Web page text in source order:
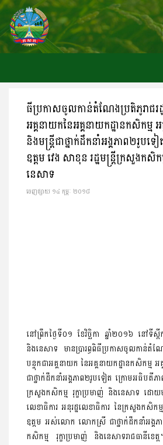
ធីប្រកាសចូលកាន់តំណែងប្រតិភូរាជរ
អគ្គនាយកនៃអគ្គនាយកដ្ឋានកសិកម្ម
និងមន្ត្រីជាថ្នាក់ដឹកនាំអង្គភាព២រូប
ឧត្តម វេង សាខុន រដ្ឋមន្ត្រីក្រសួងកសិក
នេសាទ
ចេញ​ផ្សាយ​ ១៤ កុម្ភៈ ២០១៨
នៅព្រឹកថ្ងៃទី០១ ខែវិច្ឆិកា ឆ្នាំ២០១៦ នៅទីស្តី
និងនេសាទ មានប្រារព្ធពិធីប្រកាសចូលកាន់តំណ
បន្ទុកជាអគ្គនាយក នៃអគ្គនាយកដ្ឋានកសិកម្ម អ
ជាថ្នាក់ដឹកនាំអង្គភាព២រូបទៀត ក្រោមអធិបតីភា
ក្រសួងកសិកម្ម រុក្ខាប្រមាញ់ និងនេសាទ ដោយម
លេខាធិការ អនុរដ្ឋលេខាធិការ នៃក្រសួងកសិក
ឧត្តម អស់លោក លោកស្រី ជាថ្នាក់ដឹកនាំអង្គ
កសិកម្ម រុក្ខាប្រមាញ់ និងនេសាទរាជធានីខេត្